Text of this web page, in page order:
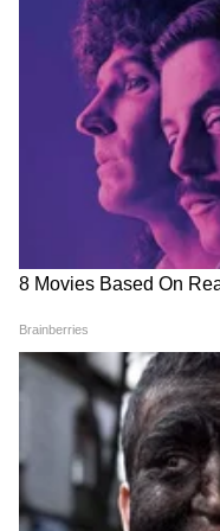
Related Articles
कूलिंग वाढवण्यासाठी करा ही 5
Cooler Tips: कूलरला बनवा
थंडावा; 10 सोप्या ट्रिक्स
बाटलीत मीठ का
RECOMMENDED
Kanjivaram Saree: अस्सल
कांजीवरम साडी खरेदी
बंगळूरमधील ही 7 दुकानं आहेत